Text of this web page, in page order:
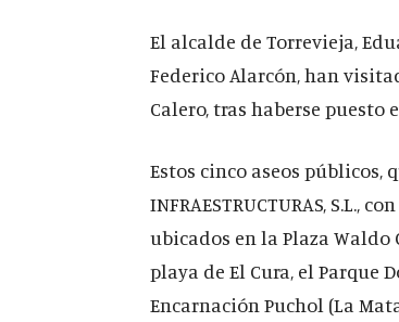
El alcalde de Torrevieja,
Federico Alarcón, han
Calero, tras haberse
Estos cinco aseos públicos,
INFRAESTRUCTURAS, S.L.,
ubicados en la Plaza Waldo
playa de El Cura, el Parque
Encarnación Puchol (La